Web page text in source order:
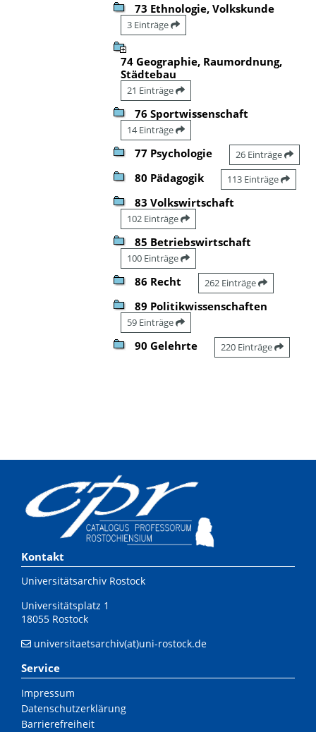
73 Ethnologie, Volkskunde
3 Einträge
74 Geographie, Raumordnung,
Städtebau
21 Einträge
76 Sportwissenschaft
14 Einträge
77 Psychologie 26 Einträge
80 Pädagogik 113 Einträge
83 Volkswirtschaft
102 Einträge
85 Betriebswirtschaft
100 Einträge
86 Recht 262 Einträge
89 Politikwissenschaften
59 Einträge
90 Gelehrte 220 Einträge
Kontakt
Universitätsarchiv Rostock
Universitätsplatz 1
18055 Rostock
universitaetsarchiv(at)uni-rostock.de
Service
Impressum
Datenschutzerklärung
Barrierefreiheit